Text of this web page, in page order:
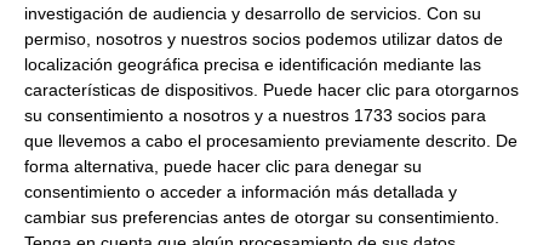
investigación de audiencia y desarrollo de servicios. Con su
permiso, nosotros y nuestros socios podemos utilizar datos de
localización geográfica precisa e identificación mediante las
características de dispositivos. Puede hacer clic para otorgarnos
su consentimiento a nosotros y a nuestros 1733 socios para
que llevemos a cabo el procesamiento previamente descrito. De
forma alternativa, puede hacer clic para denegar su
consentimiento o acceder a información más detallada y
cambiar sus preferencias antes de otorgar su consentimiento.
10.71 €
Comprar
Gyoza de cerdo y verduras 600Gr
0.6Kg Congelado